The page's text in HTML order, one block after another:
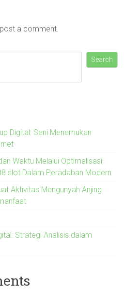
a comment.
Search
Digital: Seni Menemukan
Waktu Melalui Optimalisasi
slot Dalam Peradaban Modern
Aktivitas Mengunyah Anjing
Strategi Analisis dalam